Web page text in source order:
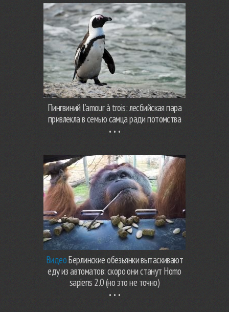
Пингвиний l’amour à trois: лесбийская пара
привлекла в семью самца ради потомства
ВидеоБерлинские обезьянки вытаскивают
еду из автоматов: скоро они станут Homo
sapiens 2.0 (но это не точно)